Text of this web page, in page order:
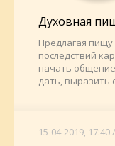
Духовная
Предлагая пищу
последствий
начать
дать, выразить
15-04-2019, 17:40 /